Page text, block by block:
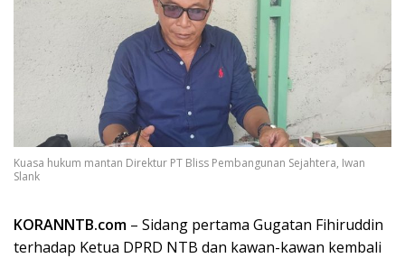
Kuasa hukum mantan Direktur PT Bliss Pembangunan Sejahtera, Iwan
Slank
KORANNTB.com – Sidang pertama Gugatan Fihiruddin
terhadap Ketua DPRD NTB dan kawan-kawan kembali